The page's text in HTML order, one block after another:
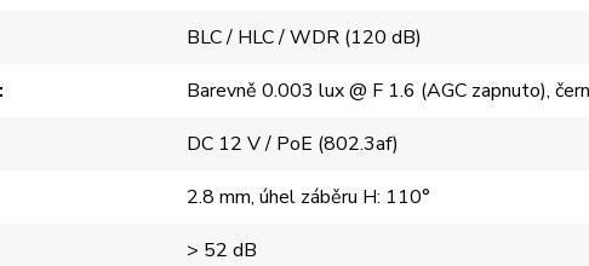
BLC / HLC / WDR (120 dB)
Barevně 0.003 lux @ F 1.6 (AGC zapnuto),
DC 12 V / PoE (802.3af)
2.8 mm, úhel záběru H: 110°
> 52 dB